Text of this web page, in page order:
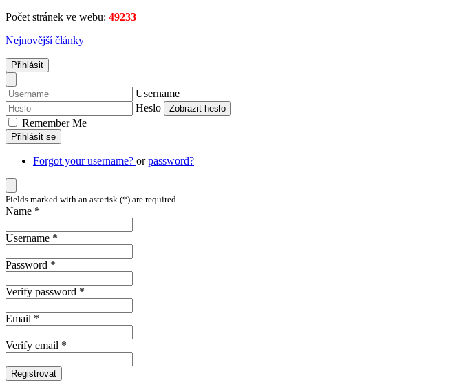
Počet stránek ve webu: 49233
Nejnovější články
Přihlásit
Username
Heslo
Zobrazit heslo
Remember Me
Přihlásit se
Forgot your username? orpassword?
Fields marked with an asterisk (*) are required.
Name *
Username *
Password *
Verify password *
Email *
Verify email *
Registrovat